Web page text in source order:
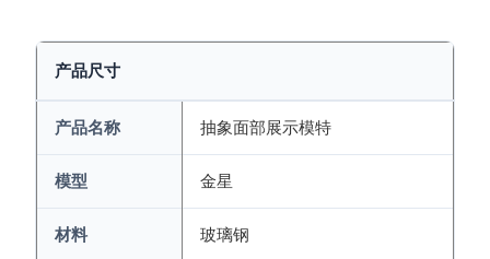
产品尺寸
产品名称 抽象面部展示模特
模型 金星
材料 玻璃钢